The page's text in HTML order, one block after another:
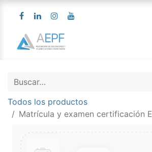
Todos los productos
Matrícula y examen certificación